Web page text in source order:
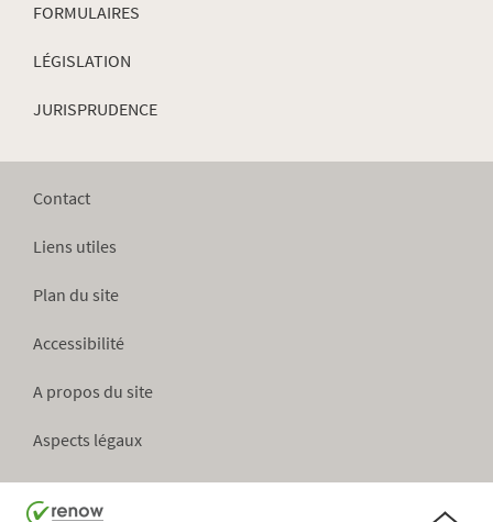
FORMULAIRES
LÉGISLATION
JURISPRUDENCE
Contact
Liens utiles
Plan du site
Accessibilité
A propos du site
Aspects légaux